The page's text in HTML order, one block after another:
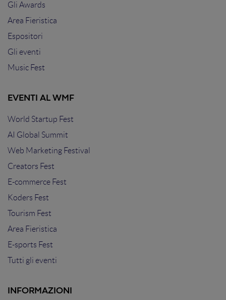
Gli Awards
Area Fieristica
Espositori
Gli eventi
Music Fest
EVENTI AL WMF
World Startup Fest
AI Global Summit
Web Marketing Festival
Creators Fest
E-commerce Fest
Koders Fest
Tourism Fest
Area Fieristica
E-sports Fest
Tutti gli eventi
INFORMAZIONI